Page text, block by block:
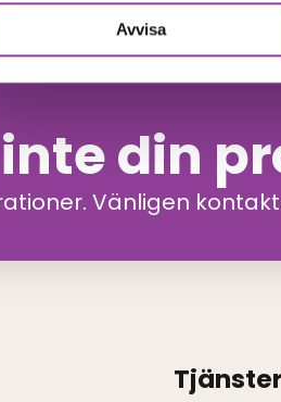
Avvisa
din
Vänligen
Tjänster